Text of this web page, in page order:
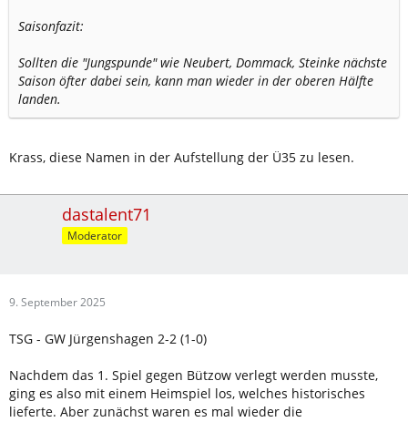
Saisonfazit:
Sollten die "Jungspunde" wie Neubert, Dommack, Steinke nächste
Saison öfter dabei sein, kann man wieder in der oberen Hälfte
landen.
Krass, diese Namen in der Aufstellung der Ü35 zu lesen.
dastalent71
Moderator
9. September 2025
TSG - GW Jürgenshagen 2-2 (1-0)
Nachdem das 1. Spiel gegen Bützow verlegt werden musste,
ging es also mit einem Heimspiel los, welches historisches
lieferte. Aber zunächst waren es mal wieder die